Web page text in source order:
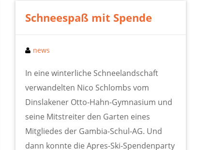
Schneespaß mit Spende
news
In eine winterliche Schneelandschaft
verwandelten Nico Schlombs vom
Dinslakener Otto-Hahn-Gymnasium und
seine Mitstreiter den Garten eines
Mitgliedes der Gambia-Schul-AG. Und
dann konnte die Apres-Ski-Spendenparty